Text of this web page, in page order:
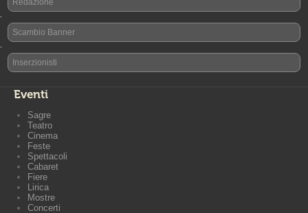
Redazione
-
Scambio Banner
-
Inserzionisti
Eventi
Sagre
Teatro
Cinema
Feste
Spettacoli
Cabaret
Fiere
Lirica
Mostre
Concerti